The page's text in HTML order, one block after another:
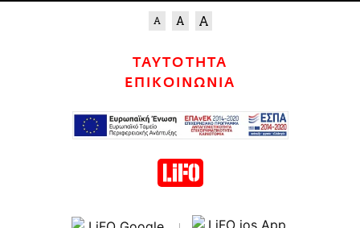
ΤΑΥΤΟΤΗΤΑ
ΕΠΙΚΟΙΝΩΝΙΑ